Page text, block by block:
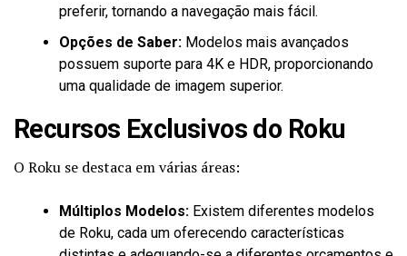
preferir, tornando a navegação mais fácil.
Opções de Saber: Modelos mais avançados
possuem suporte para 4K e HDR, proporcionando
uma qualidade de imagem superior.
Recursos Exclusivos do Roku
O Roku se destaca em várias áreas:
Múltiplos Modelos: Existem diferentes modelos
de Roku, cada um oferecendo características